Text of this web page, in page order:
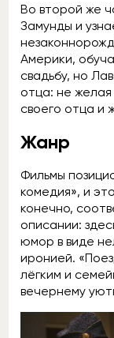
Во второй же
Замунды и
Америки,
свадьбу, но
отца: не желая
своего отца и
Жанр
Фильмы
комедия», и
конечно,
описании:
юмор в виде
иронией.
лёгким и
вечернему